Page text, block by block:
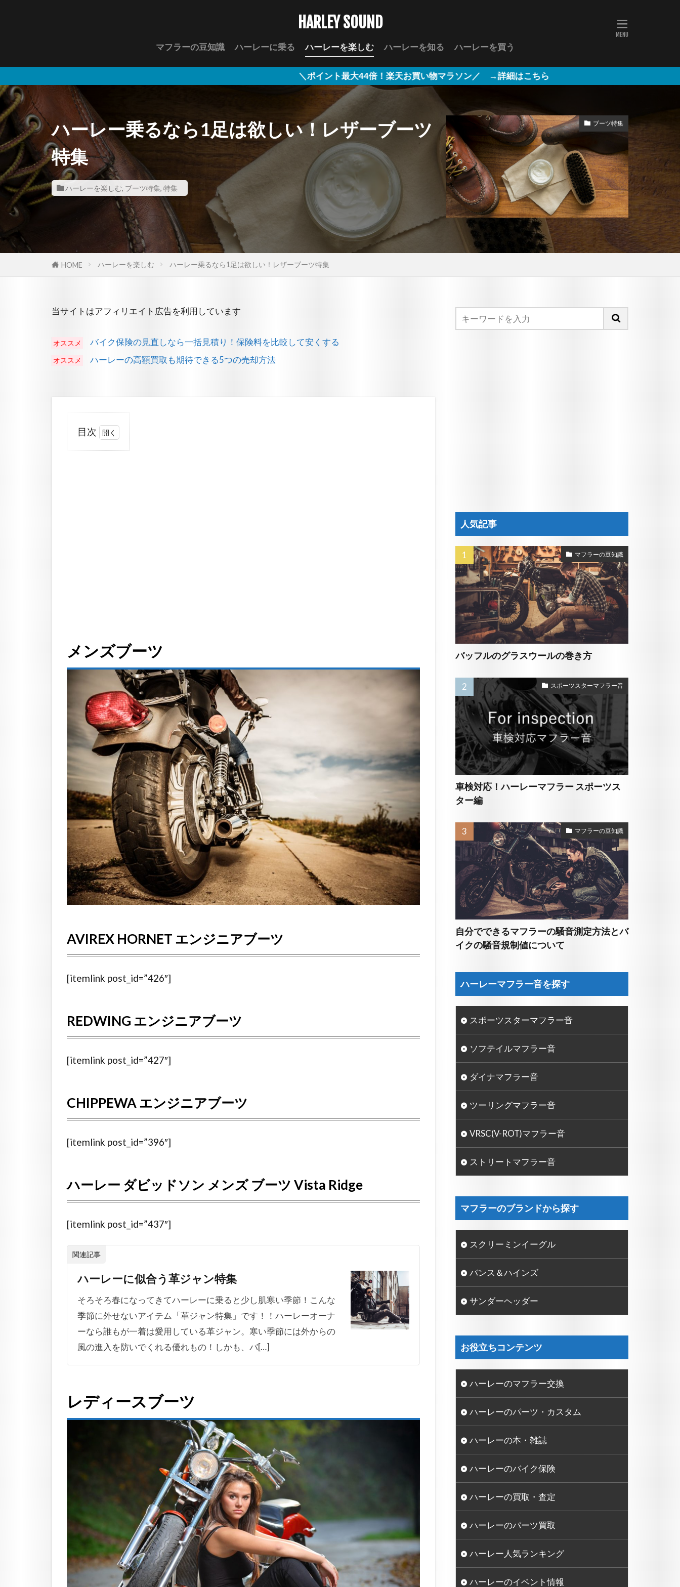
HARLEY SOUND
マフラーの豆知識 ハーレーに乗る ハーレーを楽しむ ハーレーを知る ハーレーを買う
＼ポイント最大44倍！楽天お買い物マラソン／ →詳細はこちら
ハーレー乗るなら1足は欲しい！レザーブーツ
特集
ハーレーを楽しむ, ブーツ特集, 特集
ブーツ特集
HOME ハーレーを楽しむ ハーレー乗るなら1足は欲しい！レザーブーツ特集
当サイトはアフィリエイト広告を利用しています
バイク保険の見直しなら一括見積り！保険料を比較して安くする
ハーレーの高額買取も期待できる5つの売却方法
目次
1
エンジニ
アブーツ
CHIPPEWA
エンジニア
ブーツ
1.4
ハー
ダビ
ッド
ソン
メン
ズ ブ
ーツ
Vista
Ridge
2
レ
ー
ー
DEGNER
オリジ
イドゴ
ブーツ
2.2
WING
ゴ レ
ツ
AVIREX
ショート
エンジニ
アブーツ
2.4
ハー
レー
ダビ
レデ
ィー
キ
ッ
ズ
ブ
メンズブーツ
AVIREX HORNET エンジニアブーツ
[itemlink post_id=”426″]
REDWING エンジニアブーツ
[itemlink post_id=”427″]
CHIPPEWA エンジニアブーツ
[itemlink post_id=”396″]
ハーレー ダビッドソン メンズ ブーツ Vista Ridge
[itemlink post_id=”437″]
関連記事
ハーレーに似合う革ジャン特集
そろそろ春になってきてハーレーに乗ると少し肌寒い季節！こんな
季節に外せないアイテム「革ジャン特集」です！！ハーレーオーナ
ーなら誰もが一着は愛用している革ジャン。寒い季節には外からの
風の進入を防いでくれる優れもの！しかも、バ[…]
レディースブーツ
人気記事
マフラーの豆知識
バッフルのグラスウールの巻き方
スポーツスターマフラー音
車検対応！ハーレーマフラー スポーツス
ター編
マフラーの豆知識
自分でできるマフラーの騒音測定方法とバ
イクの騒音規制値について
ハーレーマフラー音を探す
スポーツスターマフラー音
ソフテイルマフラー音
ダイナマフラー音
ツーリングマフラー音
VRSC(V-ROT)マフラー音
ストリートマフラー音
マフラーのブランドから探す
スクリーミンイーグル
バンス＆ハインズ
サンダーヘッダー
お役立ちコンテンツ
ハーレーのマフラー交換
ハーレーのパーツ・カスタム
ハーレーの本・雑誌
ハーレーのバイク保険
ハーレーの買取・査定
ハーレーのパーツ買取
ハーレー人気ランキング
ハーレーのイベント情報